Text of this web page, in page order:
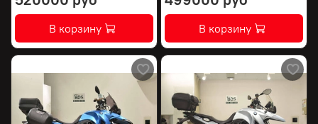
В корзину В корзину